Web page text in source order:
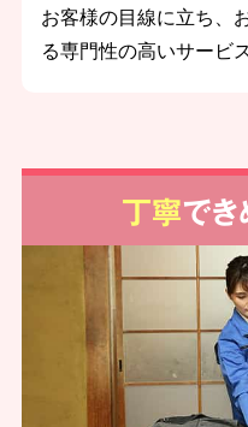
お客様の目線に立ち、
る専門性の高いサービ
丁寧で